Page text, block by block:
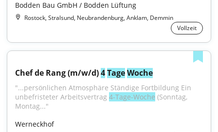
Bodden Bau GmbH / Bodden Lüftung
Rostock, Stralsund, Neubrandenburg, Anklam, Demmin
Vollzeit
Chef de Rang (m/w/d) 4TageWoche
"...persönlichen Atmosphäre Ständige Fortbildung Ein
unbefristeter Arbeitsvertrag 4-Tage-Woche (Sonntag,
Montag..."
Werneckhof